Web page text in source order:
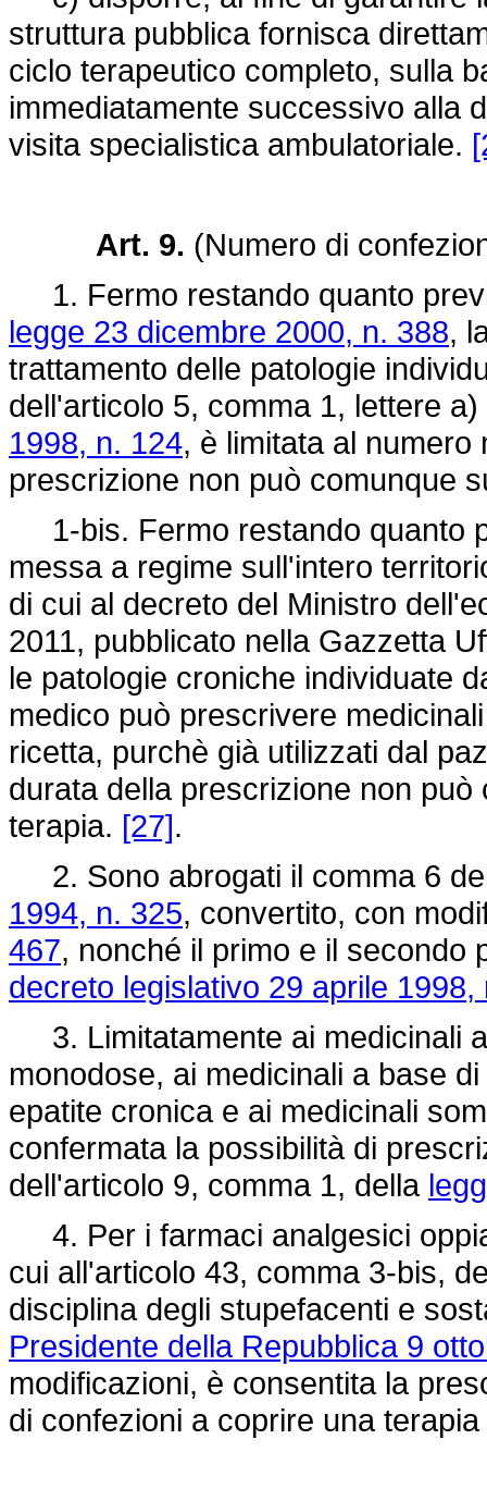
struttura pubblica fornisca
ciclo terapeutico completo, sulla
immediatamente successivo alla
visita specialistica ambulatoriale.
Art. 9. (Numero di
1. Fermo restando quanto
legge 23 dicembre 2000, n. 388,
trattamento delle patologie
dell'articolo 5, comma 1, lettere
1998, n. 124, è limitata al
prescrizione non può comunque
1-bis. Fermo restando quanto
messa a regime sull'intero
di cui al decreto del Ministro
2011, pubblicato nella Gazzetta
le patologie croniche individuate
medico può prescrivere
ricetta, purchè già utilizzati dal
durata della prescrizione non
terapia. [27].
2. Sono abrogati il comma 6
1994, n. 325, convertito, con
467, nonché il primo e il secondo
decreto legislativo 29 aprile 1998,
3. Limitatamente ai medicinali
monodose, ai medicinali a base
epatite cronica e ai medicinali
confermata la possibilità di
dell'articolo 9, comma 1, della
4. Per i farmaci analgesici
cui all'articolo 43, comma 3-bis,
disciplina degli stupefacenti e
Presidente della Repubblica 9
modificazioni, è consentita la
di confezioni a coprire una